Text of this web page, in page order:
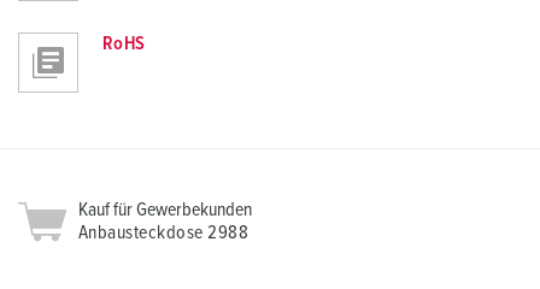
RoHS
Kauf für Gewerbekunden
Anbausteckdose 2988